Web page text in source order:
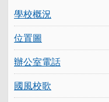
學校概況
位置圖
辦公室電話
國風校歌